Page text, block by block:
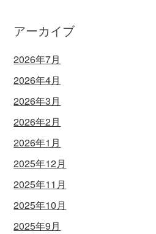
アーカイブ
2026年7月
2026年4月
2026年3月
2026年2月
2026年1月
2025年12月
2025年11月
2025年10月
2025年9月